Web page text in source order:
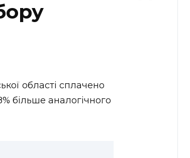
області сплачено
більше аналогічного